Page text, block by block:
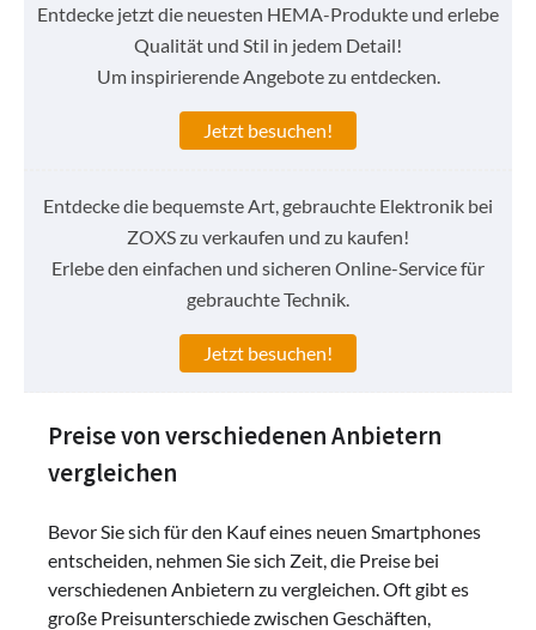
Entdecke jetzt die neuesten HEMA-Produkte und erlebe
Qualität und Stil in jedem Detail!
Um inspirierende Angebote zu entdecken.
Jetzt besuchen!
Entdecke die bequemste Art, gebrauchte Elektronik bei
ZOXS zu verkaufen und zu kaufen!
Erlebe den einfachen und sicheren Online-Service für
gebrauchte Technik.
Jetzt besuchen!
Preise von verschiedenen Anbietern
vergleichen
Bevor Sie sich für den Kauf eines neuen Smartphones
entscheiden, nehmen Sie sich Zeit, die Preise bei
verschiedenen Anbietern zu vergleichen. Oft gibt es
große Preisunterschiede zwischen Geschäften,